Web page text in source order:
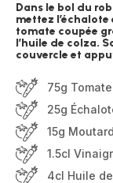
Dans le bol du
mettez
tomate coupée
l’huile de colza.
couvercle et
75g Tomate
25g
15g
1.5cl
4cl Huile